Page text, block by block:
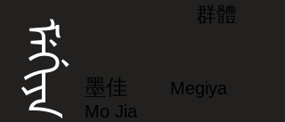
ᠮᡝᡤᡳᠶᠠ
群體
墨佳
Megiya
Mo Jia